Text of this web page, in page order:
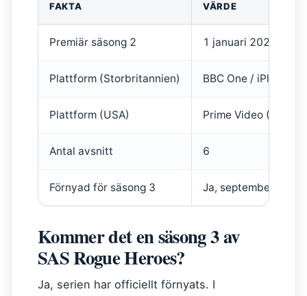
FAKTA VÄRDE
Premiär säsong 2 1 januari 2025
Plattform (Storbritannien) BBC One / iPlayer
Plattform (USA) Prime Video
Antal avsnitt 6
Förnyad för säsong 3 Ja, september 2025
Kommer det en säsong 3 av
SAS Rogue Heroes?
Ja, serien har officiellt förnyats. I